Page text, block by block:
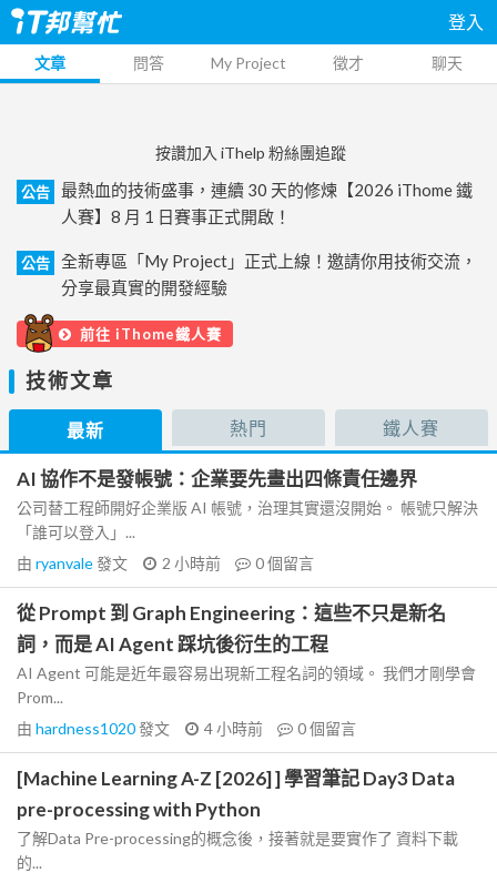
登入
文章 問答 My Project 徵才 聊天
按讚加入 iThelp 粉絲團追蹤
公告
最熱血的技術盛事，連續 30 天的修煉【2026 iThome 鐵
人賽】8 月 1 日賽事正式開啟！
公告
全新專區「My Project」正式上線！邀請你用技術交流，
分享最真實的開發經驗
前往 iThome鐵人賽
技術文章
最新 熱門 鐵人賽
AI 協作不是發帳號：企業要先畫出四條責任邊界
公司替工程師開好企業版 AI 帳號，治理其實還沒開始。 帳號只解決
「誰可以登入」...
由 ryanvale發文 2 小時前 0個留言
從 Prompt 到 Graph Engineering：這些不只是新名
詞，而是 AI Agent 踩坑後衍生的工程
AI Agent 可能是近年最容易出現新工程名詞的領域。 我們才剛學會
Prom...
由 hardness1020發文 4 小時前 0個留言
[Machine Learning A-Z [2026] ] 學習筆記 Day3 Data
pre-processing with Python
了解Data Pre-processing的概念後，接著就是要實作了 資料下載
的...